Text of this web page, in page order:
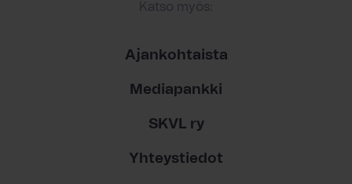
Katso myös:
Ajankohtaista
Mediapankki
SKVL ry
Yhteystiedot